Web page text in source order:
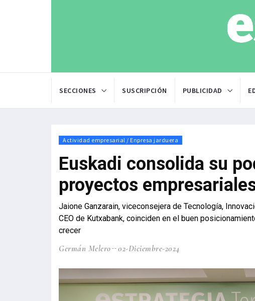
SECCIONES SUSCRIPCIÓN PUBLICIDAD
Actividad empresarial / Enpresa jarduera
Euskadi consolida su
proyectos
Jaione Ganzarain, viceconsejera de Tecnología,
CEO de Kutxabank, coinciden en el buen
crecer
Germán Melero 02-Diciembre-2024